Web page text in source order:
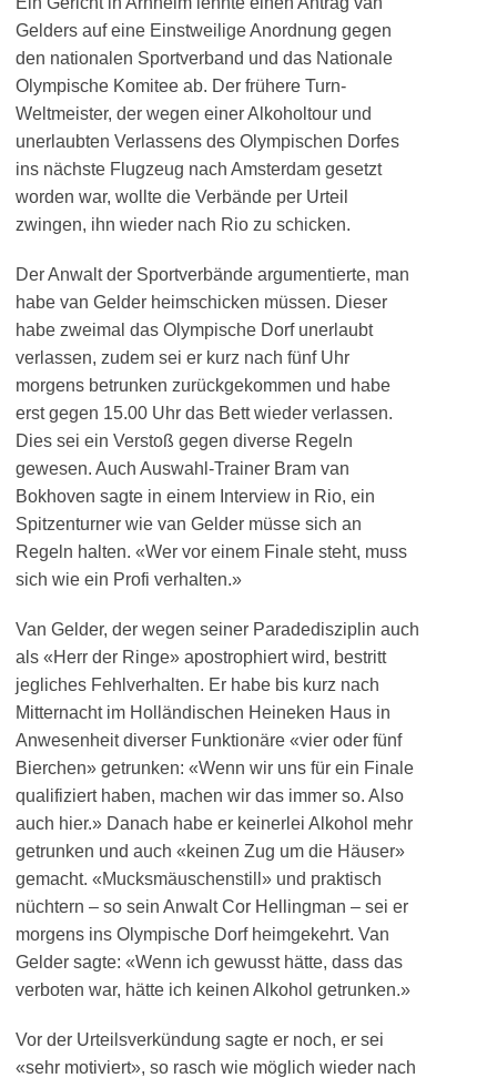
Gelders auf eine Einstweilige Anordnung gegen
den nationalen Sportverband und das Nationale
Olympische Komitee ab. Der frühere Turn-
Weltmeister, der wegen einer Alkoholtour und
unerlaubten Verlassens des Olympischen Dorfes
ins nächste Flugzeug nach Amsterdam gesetzt
worden war, wollte die Verbände per Urteil
zwingen, ihn wieder nach Rio zu schicken.
Der Anwalt der Sportverbände argumentierte, man
habe van Gelder heimschicken müssen. Dieser
habe zweimal das Olympische Dorf unerlaubt
verlassen, zudem sei er kurz nach fünf Uhr
morgens betrunken zurückgekommen und habe
erst gegen 15.00 Uhr das Bett wieder verlassen.
Dies sei ein Verstoß gegen diverse Regeln
gewesen. Auch Auswahl-Trainer Bram van
Bokhoven sagte in einem Interview in Rio, ein
Spitzenturner wie van Gelder müsse sich an
Regeln halten. «Wer vor einem Finale steht, muss
sich wie ein Profi verhalten.»
Van Gelder, der wegen seiner Paradedisziplin auch
als «Herr der Ringe» apostrophiert wird, bestritt
jegliches Fehlverhalten. Er habe bis kurz nach
Mitternacht im Holländischen Heineken Haus in
Anwesenheit diverser Funktionäre «vier oder fünf
Bierchen» getrunken: «Wenn wir uns für ein Finale
qualifiziert haben, machen wir das immer so. Also
auch hier.» Danach habe er keinerlei Alkohol mehr
getrunken und auch «keinen Zug um die Häuser»
gemacht. «Mucksmäuschenstill» und praktisch
nüchtern – so sein Anwalt Cor Hellingman – sei er
morgens ins Olympische Dorf heimgekehrt. Van
Gelder sagte: «Wenn ich gewusst hätte, dass das
verboten war, hätte ich keinen Alkohol getrunken.»
Vor der Urteilsverkündung sagte er noch, er sei
«sehr motiviert», so rasch wie möglich wieder nach